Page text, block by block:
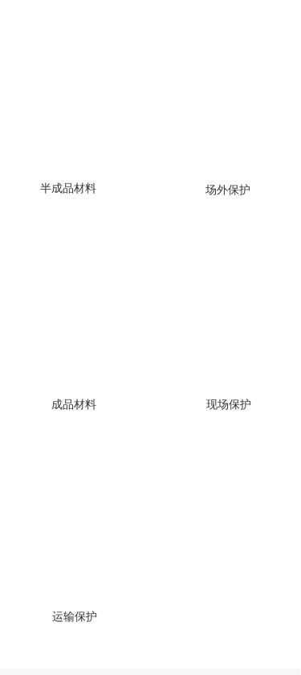
半成品材料 场外保护
成品材料 现场保护
运输保护